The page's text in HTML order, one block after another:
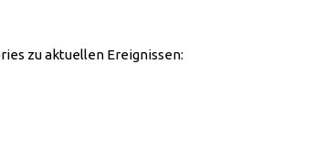
zu aktuellen Ereignissen: